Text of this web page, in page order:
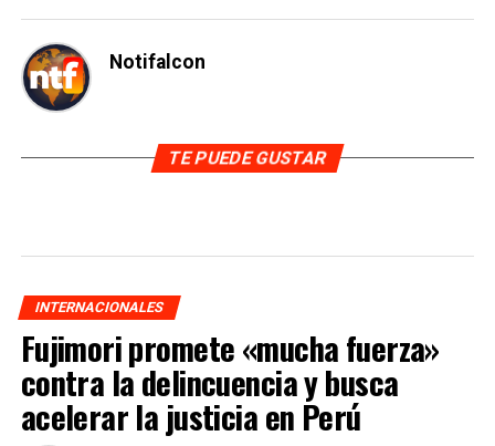
Notifalcon
TE PUEDE GUSTAR
INTERNACIONALES
Fujimori promete «mucha fuerza»
contra la delincuencia y busca
acelerar la justicia en Perú